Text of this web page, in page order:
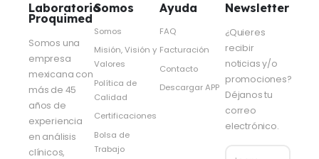
Laboratorio
Proquimed
Somos una
empresa
mexicana con
más de 45
años de
experiencia
en análisis
clínicos,
Somos
Somos
Misión, Visión y
Valores
Política de
Calidad
Certificaciones
Bolsa de
Trabajo
Ayuda
FAQ
Facturación
Contacto
Descargar APP
Newsletter
¿Quieres
recibir
noticias y/o
promociones?
Déjanos tu
correo
electrónico.